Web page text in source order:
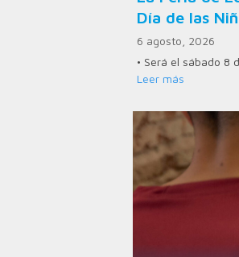
Día de las
6 agosto, 2026
• Será el sábado 8
Leer más